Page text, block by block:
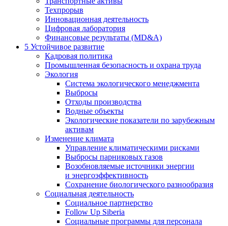
Техпрорыв
Инновационная деятельность
Цифровая лаборатория
Финансовые результаты (MD&A)
5 Устойчивое развитие
Кадровая политика
Промышленная безопасность и охрана труда
Экология
Система экологического менеджмента
Выбросы
Отходы производства
Водные объекты
Экологические показатели по зарубежным
активам
Изменение климата
Управление климатическими рисками
Выбросы парниковых газов
Возобновляемые источники энергии
и энергоэффективность
Сохранение биологического разнообразия
Социальная деятельность
Социальное партнерство
Follow Up Siberia
Социальные программы для персонала